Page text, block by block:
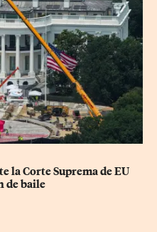
la Corte Suprema de EU
de baile